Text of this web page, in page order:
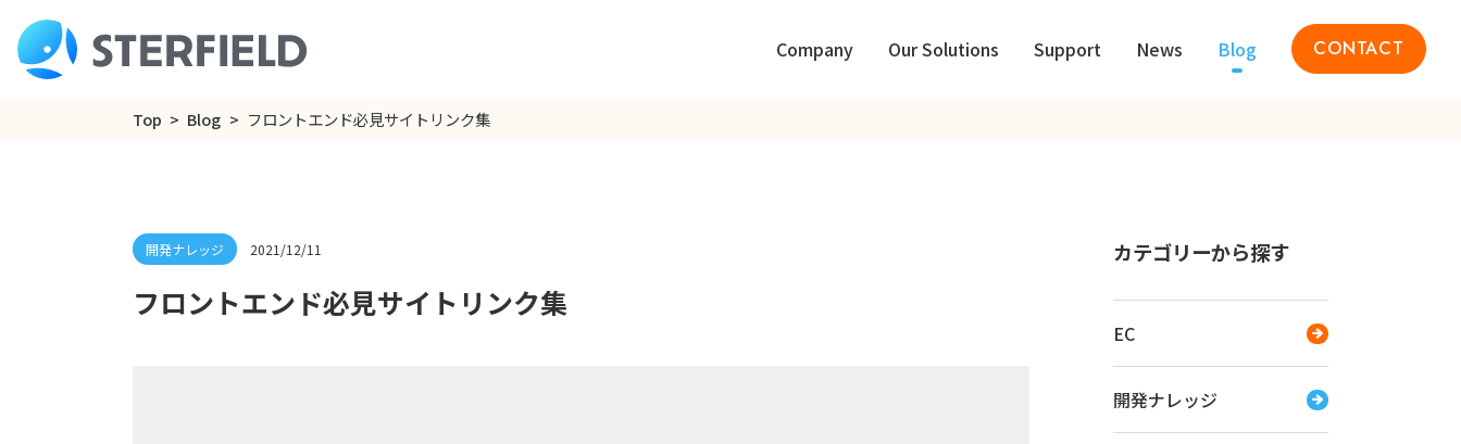
Company Our Solutions Support News Blog CONTACT
Top Blog フロントエンド必見サイトリンク集
カテゴリーから探す
EC
開発ナレッジ
2021/12/11
フロントエンド必見サイトリンク集